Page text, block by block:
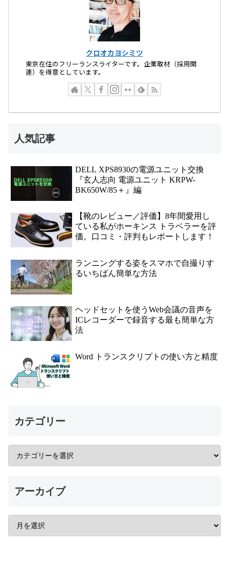
クロオカヨシミツ
東京在住のフリーランスライターです。企業取材（採用関
連）を得意としています。
人気記事
DELL XPS8930の電源ユニット交換
『玄人志向 電源ユニット KRPW-
BK650W/85＋』編
【靴のレビュー／評価】8年間愛用し
ている私がホーキンス トラベラーを評
価。口コミ・評判もレポートします！
ランニングする姿をスマホで自撮りす
るいちばん簡単な方法
ヘッドセットを使うWeb会議の音声を
ICレコーダーで録音する最も簡単な方
法
Word トランスクリプトの使い方と精度
カテゴリー
アーカイブ